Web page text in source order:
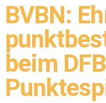
BVBN:
beim